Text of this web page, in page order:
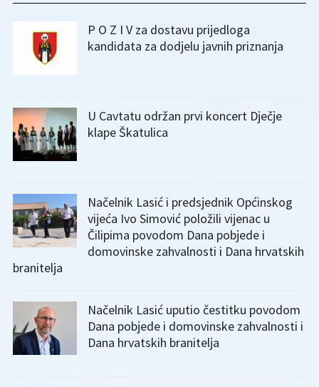
P O Z I V za dostavu prijedloga
kandidata za dodjelu javnih priznanja
U Cavtatu održan prvi koncert Dječje
klape Škatulica
Načelnik Lasić i predsjednik Općinskog
vijeća Ivo Simović položili vijenac u
Čilipima povodom Dana pobjede i
domovinske zahvalnosti i Dana hrvatskih
branitelja
Načelnik Lasić uputio čestitku povodom
Dana pobjede i domovinske zahvalnosti i
Dana hrvatskih branitelja